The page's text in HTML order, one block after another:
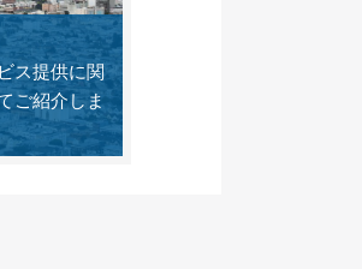
ス提供に関
ご紹介しま